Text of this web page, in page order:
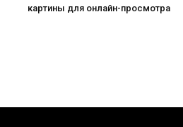
картины для онлайн-просмотра